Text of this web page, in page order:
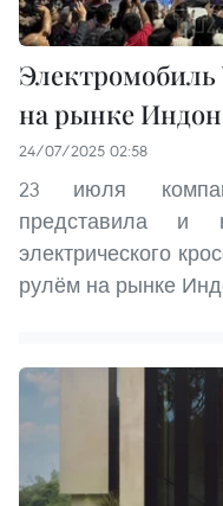
Электромобиль
на рынке
24/07/2025 02:58
23 июля
представила и
электрического
рулём на рынке